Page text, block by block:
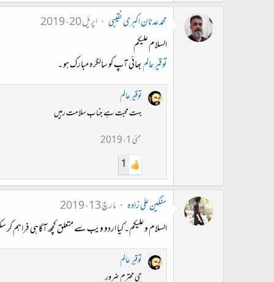
محمد عدنان اکبری نقیبی
اپریل 20، 2019
السلام علیکم
توقیر عالمبھائی آپ کو سالگرہ مبارک ہو ۔
توقیر عالم
بہت محبت ہے جناب سلامت رہیں
مئی 1، 2019
1
سنگین علی زادہ
مارچ 13، 2019
السلام و علیکم۔ کیا اردو ویب سے متعلق کچھ آگاہی فراہم
توقیر عالم
جی محترم ضرور